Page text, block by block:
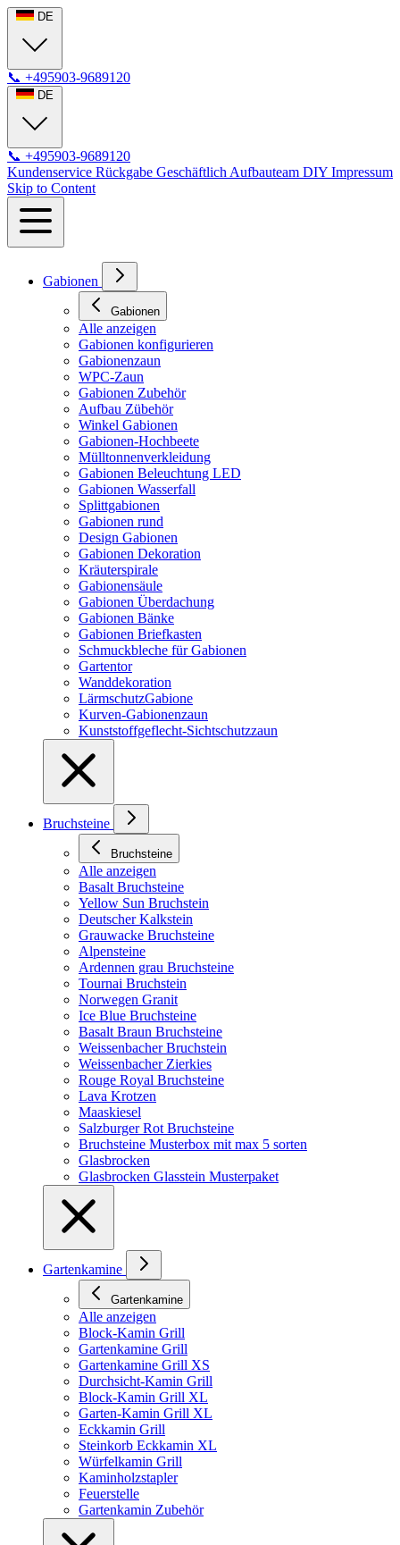
DE
📞 +495903-9689120
DE
📞 +495903-9689120
Kundenservice Rückgabe Geschäftlich Aufbauteam DIY Impressum
Skip to Content
Gabionen
Gabionen
Alle anzeigen
Gabionen konfigurieren
Gabionenzaun
WPC-Zaun
Gabionen Zubehör
Aufbau Zübehör
Winkel Gabionen
Gabionen-Hochbeete
Mülltonnenverkleidung
Gabionen Beleuchtung LED
Gabionen Wasserfall
Splittgabionen
Gabionen rund
Design Gabionen
Gabionen Dekoration
Kräuterspirale
Gabionensäule
Gabionen Überdachung
Gabionen Bänke
Gabionen Briefkasten
Schmuckbleche für Gabionen
Gartentor
Wanddekoration
LärmschutzGabione
Kurven-Gabionenzaun
Kunststoffgeflecht-Sichtschutzzaun
Bruchsteine
Bruchsteine
Alle anzeigen
Basalt Bruchsteine
Yellow Sun Bruchstein
Deutscher Kalkstein
Grauwacke Bruchsteine
Alpensteine
Ardennen grau Bruchsteine
Tournai Bruchstein
Norwegen Granit
Ice Blue Bruchsteine
Basalt Braun Bruchsteine
Weissenbacher Bruchstein
Weissenbacher Zierkies
Rouge Royal Bruchsteine
Lava Krotzen
Maaskiesel
Salzburger Rot Bruchsteine
Bruchsteine Musterbox mit max 5 sorten
Glasbrocken
Glasbrocken Glasstein Musterpaket
Gartenkamine
Gartenkamine
Alle anzeigen
Block-Kamin Grill
Gartenkamine Grill
Gartenkamine Grill XS
Durchsicht-Kamin Grill
Block-Kamin Grill XL
Garten-Kamin Grill XL
Eckkamin Grill
Steinkorb Eckkamin XL
Würfelkamin Grill
Kaminholzstapler
Feuerstelle
Gartenkamin Zubehör